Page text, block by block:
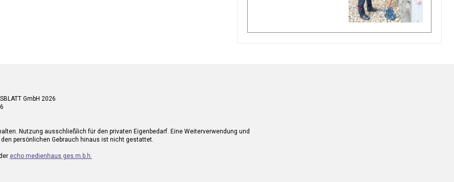
GmbH 2026
Nutzung ausschließlich für den privaten Eigenbedarf. Eine Weiterverwendung und
den persönlichen Gebrauch hinaus ist nicht gestattet.
echo medienhaus ges.m.b.h.